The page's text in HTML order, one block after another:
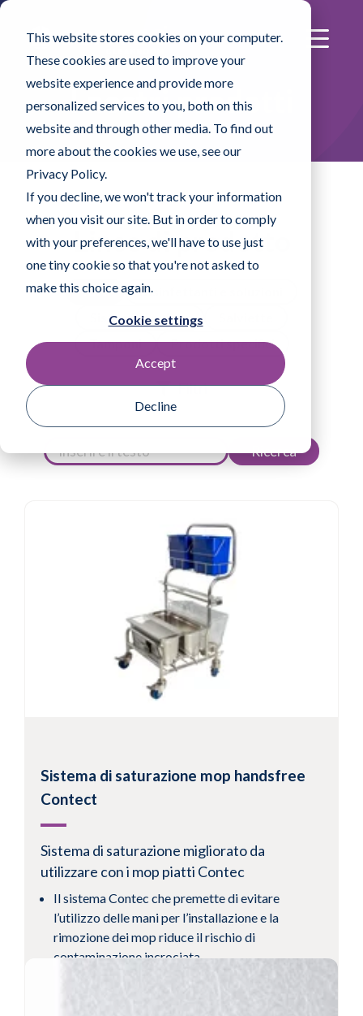
This website stores cookies on your computer.
These cookies are used to improve your
website experience and provide more
personalized services to you, both on this
website and through other media. To find out
more about the cookies we use, see our
Privacy Policy.
If you decline, we won't track your information
when you visit our site. But in order to comply
with your preferences, we'll have to use just
one tiny cookie so that you're not asked to
make this choice again.
Cookie settings
Accept
Decline
I nostri prodotti
Linee di prodotto
Tutti
Disinfettanti e soluzioni
Sistemi di pulizia
Tamponi
Prodotti specifici
Filtri
Ricerca
Sistema di saturazione mop handsfree
Contect
Sistema di saturazione migliorato da
utilizzare con i mop piatti Contec
Il sistema Contec che premette di evitare
l’utilizzo delle mani per l’installazione e la
rimozione dei mop riduce il rischio di
contaminazione incrociata